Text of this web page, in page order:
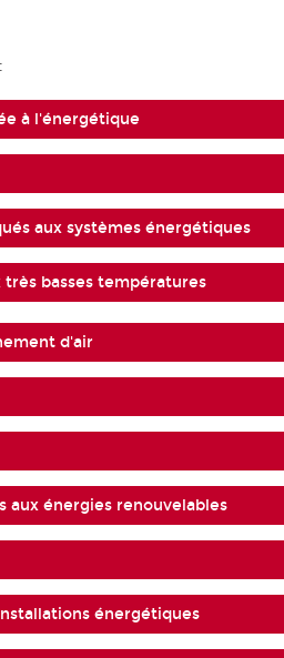
:
à l'énergétique
aux systèmes énergétiques
très basses températures
d'air
aux énergies renouvelables
énergétiques